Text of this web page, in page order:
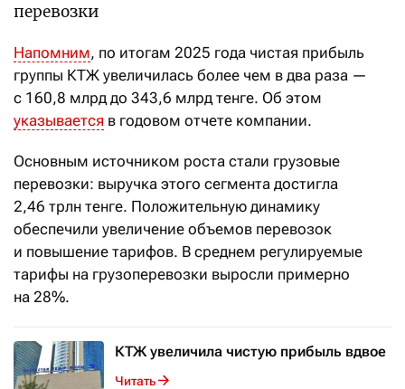
перевозки
Напомним, по итогам 2025 года чистая прибыль
группы КТЖ увеличилась более чем в два раза —
с 160,8 млрд до 343,6 млрд тенге. Об этом
указывается в годовом отчете компании.
Основным источником роста стали грузовые
перевозки: выручка этого сегмента достигла
2,46 трлн тенге. Положительную динамику
обеспечили увеличение объемов перевозок
и повышение тарифов. В среднем регулируемые
тарифы на грузоперевозки выросли примерно
на 28%.
КТЖ увеличила чистую прибыль вдвое
Читать